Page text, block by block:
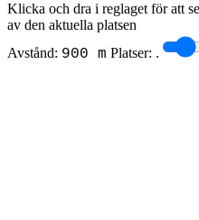
Klicka och dra i reglaget för att
av den aktuella platsen
Avstånd: 900 m Platser: .